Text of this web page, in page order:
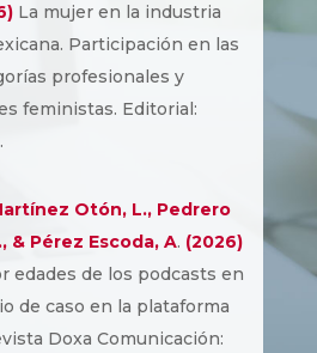
La mujer en la industria
Participación en las
profesionales y
feministas. Editorial:
Otón, L., Pedrero
& Pérez Escoda, A. (2026)
edades de los podcasts en
de caso en la plataforma
Doxa Comunicación: